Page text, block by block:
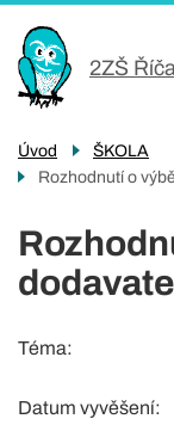
hlavnímu
obsahu
navigace
ŠKOLA
PRO ŽÁKY
PRO RODIČE
ŠKOLNÍ DRUŽINA
KONTAKTY
2ZŠ
Úvod
ŠKOLA
Rozhodnutí o
Téma
Datum vyvěšení